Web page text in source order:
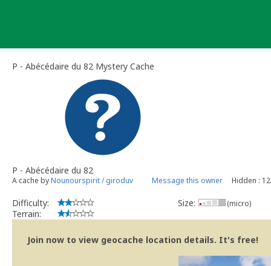
P - Abécédaire du 82 Mystery Cache
P - Abécédaire du 82
A cache byNounourspirit / giroduv Message this owner Hidden :
Difficulty:
Terrain:
Size: (micro)
Join now to view geocache location details. It's free!